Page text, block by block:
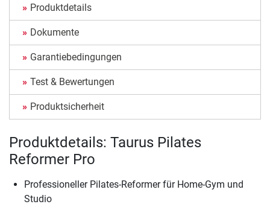
Produktdetails
Dokumente
Garantiebedingungen
Test & Bewertungen
Produktsicherheit
Produktdetails: Taurus Pilates
Reformer Pro
Professioneller Pilates-Reformer für Home-Gym und
Studio